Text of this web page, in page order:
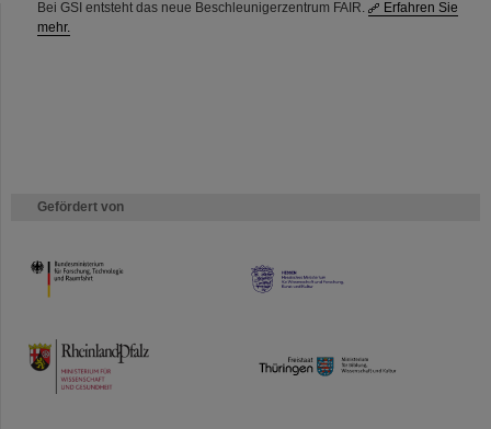
Bei GSI entsteht das neue Beschleunigerzentrum FAIR.
Erfahren Sie
mehr.
Gefördert von
HMWK
TMWWDG